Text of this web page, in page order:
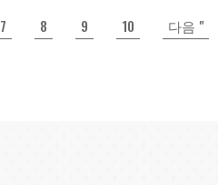
7 8 9 10 다음 "